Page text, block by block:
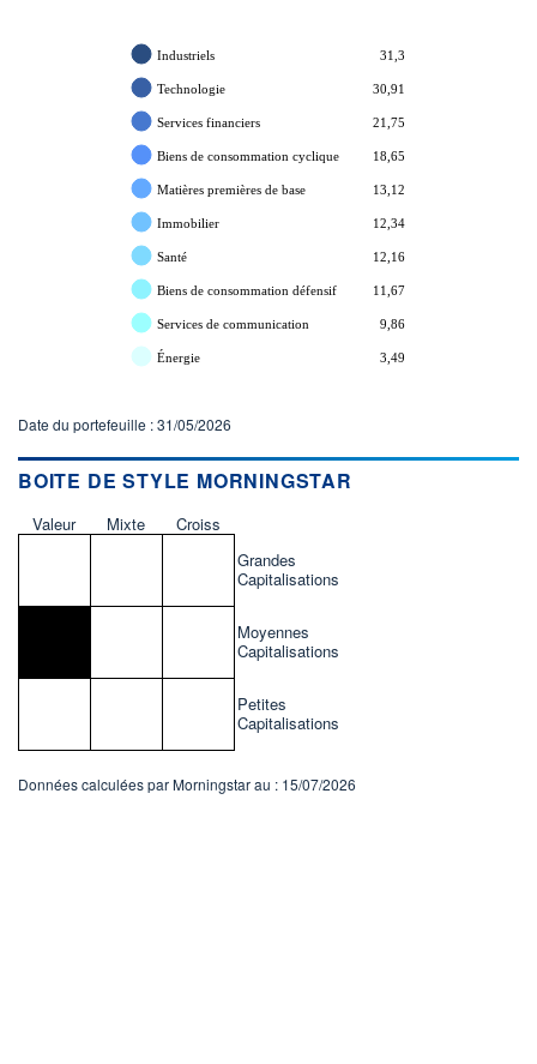
Industriels 31,3
Technologie 30,91
Services financiers 21,75
Biens de consommation cyclique 18,65
Matières premières de base 13,12
Immobilier 12,34
Santé 12,16
Biens de consommation défensif 11,67
Services de communication 9,86
Énergie 3,49
Date du portefeuille : 31/05/2026
BOITE DE STYLE MORNINGSTAR
Valeur Mixte
Croiss
Grandes
Capitalisations
Moyennes
Capitalisations
Petites
Capitalisations
Données calculées par Morningstar au : 15/07/2026